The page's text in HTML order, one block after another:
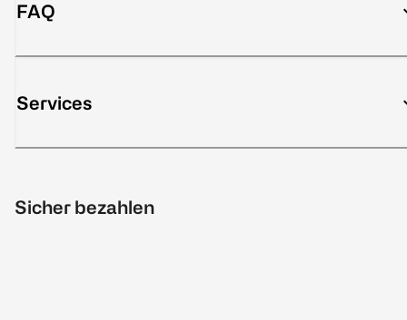
FAQ
Services
Sicher bezahlen